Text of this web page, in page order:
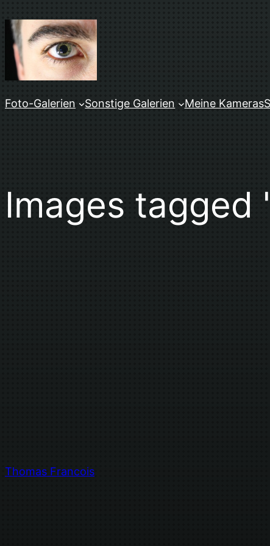
Inhalt
springen
Foto-Galerien Sonstige Galerien Meine Kameras
Images tagged
Thomas Francois